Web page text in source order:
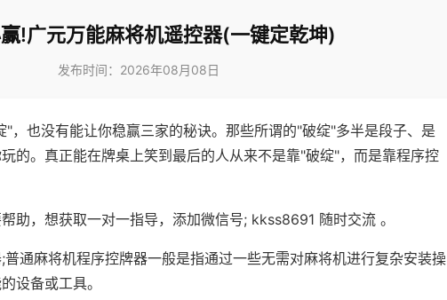
!广元万能麻将机遥控器(一键定乾坤)
发布时间：2026年08月08日
"，也没有能让你稳赢三家的秘诀。那些所谓的"破绽"多半是段子、是
的。真正能在牌桌上笑到最后的人从来不是靠"破绽"，而是靠程序控
助，想获取一对一指导，添加微信号; kkss8691 随时交流 。
通麻将机程序控牌器一般是指通过一些无需对麻将机进行复杂安装操
设备或工具。